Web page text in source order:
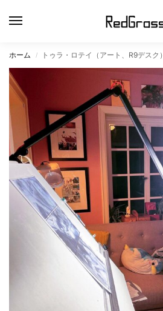
ホーム / トゥラ・ロテイ（アート、R9デスク）